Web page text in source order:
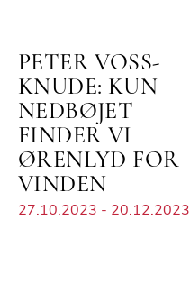
PETER VOSS-
KNUDE: KUN
NEDBØJET
FINDER VI
ØRENLYD FOR
VINDEN
27.10.2023 - 20.12.2023